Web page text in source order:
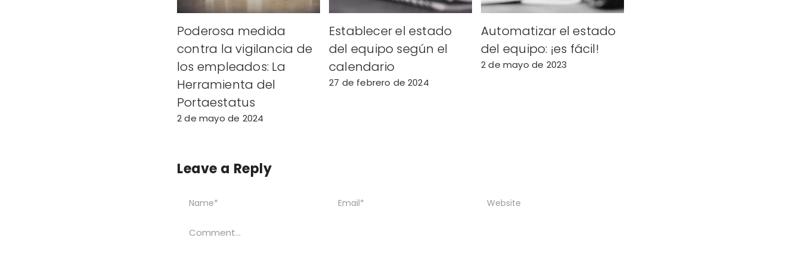
Poderosa medida
contra la vigilancia de
los empleados: La
Herramienta del
Portaestatus
2 de mayo de 2024
Establecer el estado
del equipo según el
calendario
27 de febrero de 2024
Automatizar el estado
del equipo: ¡es fácil!
2 de mayo de 2023
Leave a Reply